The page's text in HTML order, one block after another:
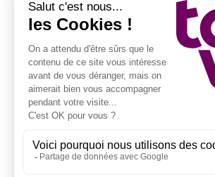
Téléassistance à Paris
Téléassistance à Bordeaux
Téléassistance à Bayonne
Téléassistance à Lyon
Téléassistance à Perpignan
Téléassistance à Marseille
Téléassistance à La Réunion
Téléassistance à Libourne
Téléassistance à La Réole